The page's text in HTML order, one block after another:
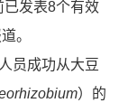
发表8个有效
。
员成功从大豆
）的